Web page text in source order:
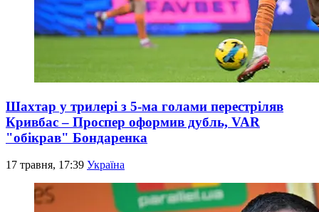
Шахтар у трилері з 5-ма голами перестріляв
Кривбас – Проспер оформив дубль, VAR
"обікрав" Бондаренка
17 травня, 17:39 Україна